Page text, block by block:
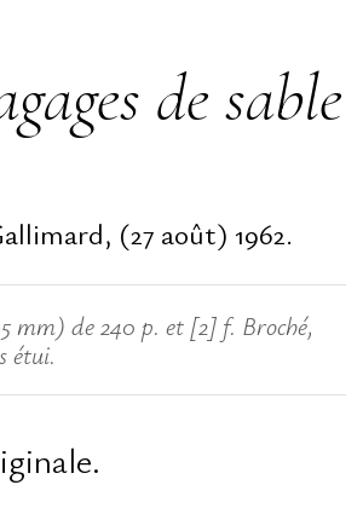
de sable
(27 août) 1962.
mm) de 240 p. et [2] f. Broché,
étui.